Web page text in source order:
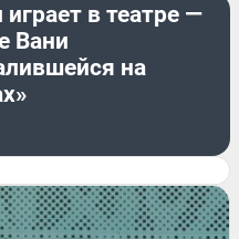
в театре —
Вани
на